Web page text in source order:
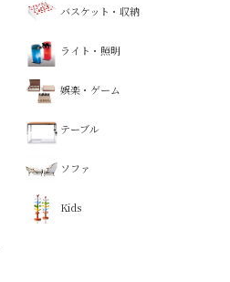
バスケット・収納
ライト・照明
娯楽・ゲーム
テーブル
ソファ
Kids